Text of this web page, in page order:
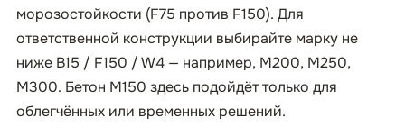
морозостойкости (F75 против F150). Для
ответственной конструкции выбирайте марку не
ниже B15 / F150 / W4 — например, М200, М250,
М300. Бетон М150 здесь подойдёт только для
облегчённых или временных решений.